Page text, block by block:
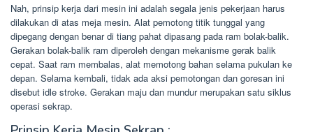
Nah, prinsip kerja dari mesin ini adalah segala jenis pekerjaan harus
dilakukan di atas meja mesin. Alat pemotong titik tunggal yang
dipegang dengan benar di tiang pahat dipasang pada ram bolak-balik.
Gerakan bolak-balik ram diperoleh dengan mekanisme gerak balik
cepat. Saat ram membalas, alat memotong bahan selama pukulan ke
depan. Selama kembali, tidak ada aksi pemotongan dan goresan ini
disebut idle stroke. Gerakan maju dan mundur merupakan satu siklus
operasi sekrap.